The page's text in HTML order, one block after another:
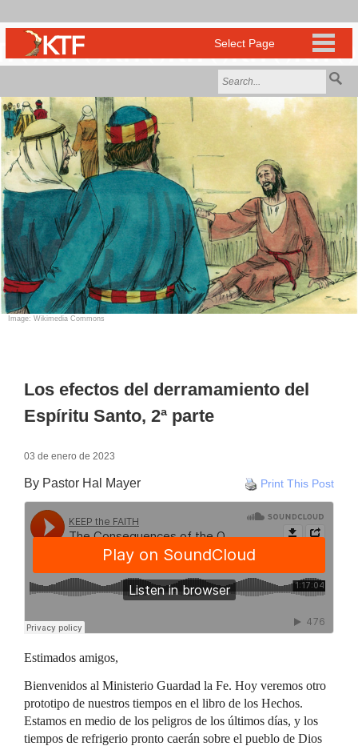
Image: Wikimedia Commons
Los efectos del derramamiento del
Espíritu Santo, 2ª parte
03 de enero de 2023
Print This Post
By Pastor Hal Mayer
Estimados amigos,
Bienvenidos al Ministerio Guardad la Fe. Hoy veremos otro
prototipo de nuestros tiempos en el libro de los Hechos.
Estamos en medio de los peligros de los últimos días, y los
tiempos de refrigerio pronto caerán sobre el pueblo de Dios